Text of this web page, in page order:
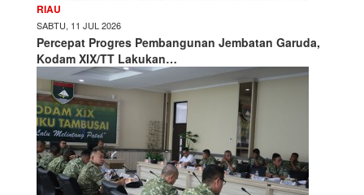
RIAU
SABTU, 11 JUL 2026
Percepat Progres Pembangunan Jembatan Garuda,
Kodam XIX/TT Lakukan…